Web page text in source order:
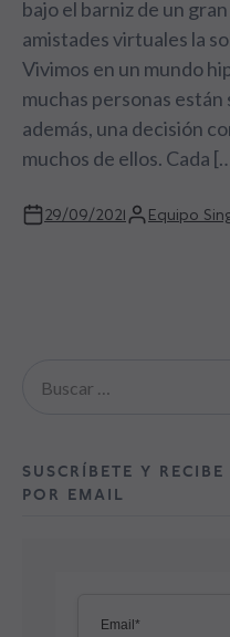
bajo el barniz de un
amistades virtuales la
Vivimos en un mundo
muchas personas están
además, una decisión
muchos de ellos. Cada
29/09/2021 Equipo
SUSCRÍBETE Y
POR EMAIL